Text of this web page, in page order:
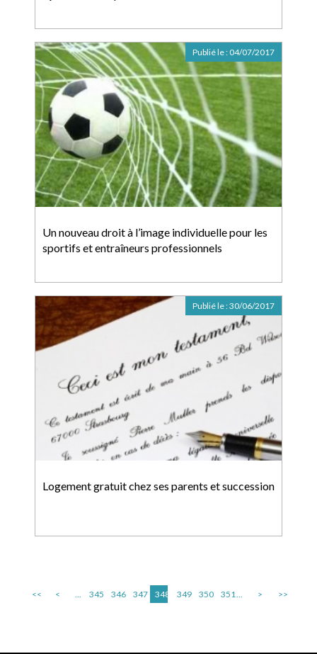
Un nouveau droit à l’image individuelle pour les
sportifs et entraîneurs professionnels
Publié le : 04/07/2017
Logement gratuit chez ses parents et succession
Publié le :30/06/2017
<< < ... 345 346 347 348 349 350 351... > >>